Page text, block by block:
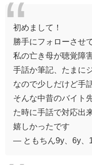
初めまして！
勝手にフォローさせ
私の亡き母が聴覚障
手話か筆記、たまに
なので少しだけど手
そんな中昔のバイト
た時に手話で対応出
嬉しかったです
— ともちん9y、6y、